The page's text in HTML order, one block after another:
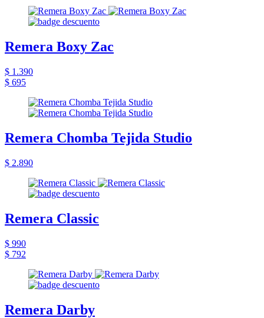
Remera Boxy Zac
$ 1.390
$ 695
Remera Chomba Tejida Studio
$ 2.890
Remera Classic
$ 990
$ 792
Remera Darby